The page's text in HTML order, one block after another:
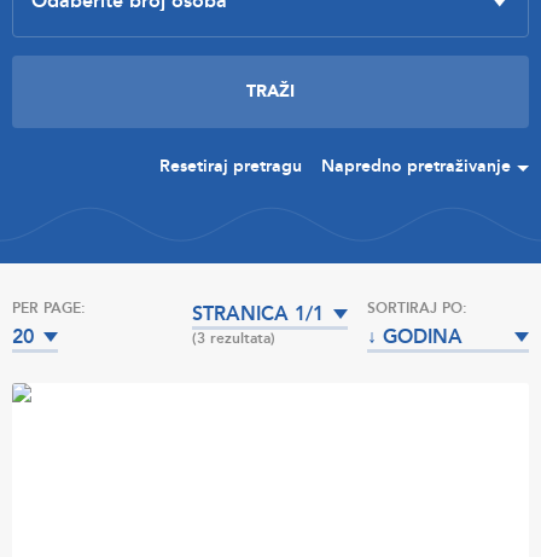
Resetiraj pretragu Napredno pretraživanje
PER PAGE:
20
STRANICA 1/1
(3 rezultata)
SORTIRAJ PO:
↓ GODINA